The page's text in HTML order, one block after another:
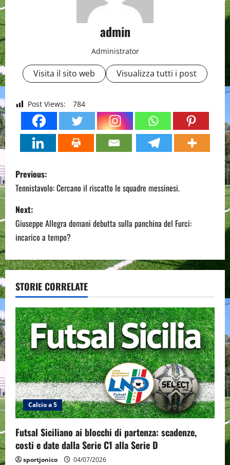
admin
Administrator
Visita il sito web Visualizza tutti i post
Post Views: 784
P
o
s
t
n
a
v
i
g
a
t
i
o
n
Previous:
Tennistavolo: Cercano il riscatto le squadre messinesi.
Next:
Giuseppe Allegra domani debutta sulla panchina del Furci:
incarico a tempo?
STORIE CORRELATE
Calcio a 5
Futsal Siciliano ai blocchi di partenza: scadenze,
costi e date dalla Serie C1 alla Serie D
sportjonico 04/07/2026